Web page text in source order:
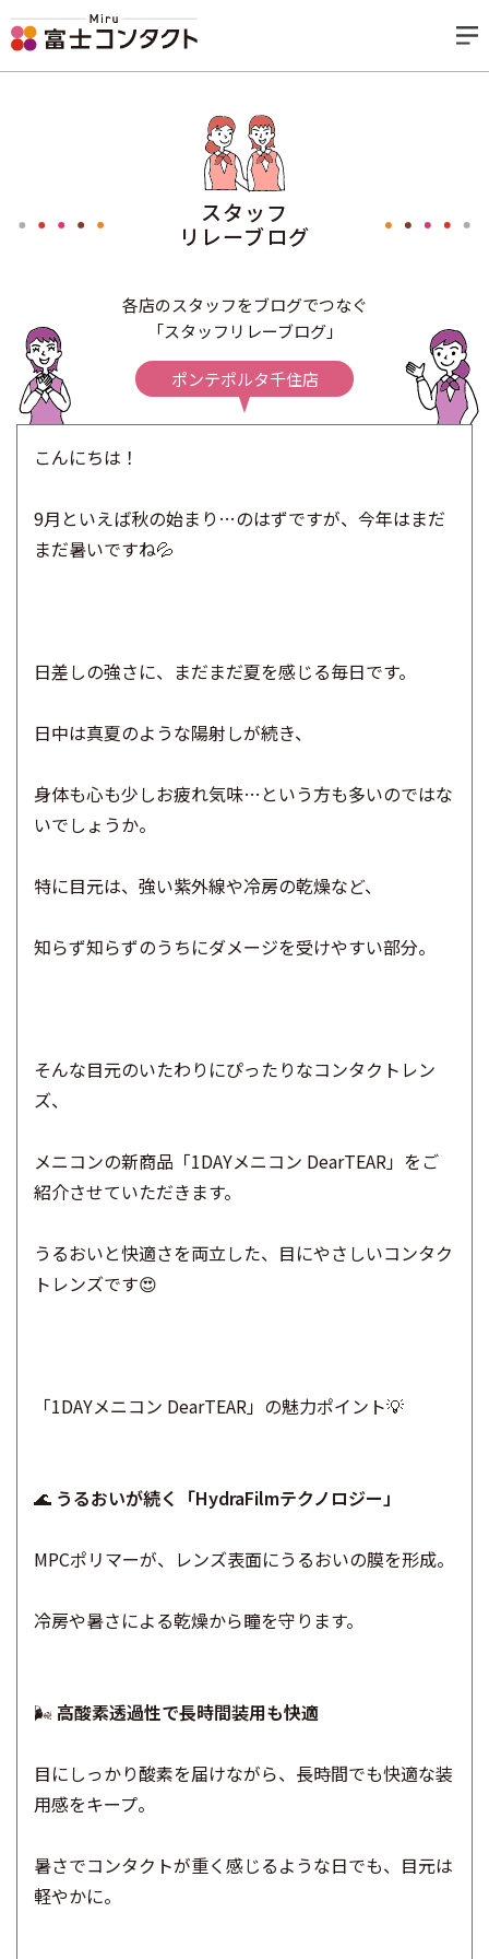
スタッフ
リレーブログ
各店のスタッフをブログでつなぐ
「スタッフリレーブログ」
ポンテポルタ千住店
こんにちは！
9月といえば秋の始まり…のはずですが、今年はまだ
まだ暑いですね💦
日差しの強さに、まだまだ夏を感じる毎日です。
日中は真夏のような陽射しが続き、
身体も心も少しお疲れ気味…という方も多いのではな
いでしょうか。
特に目元は、強い紫外線や冷房の乾燥など、
知らず知らずのうちにダメージを受けやすい部分。
そんな目元のいたわりにぴったりなコンタクトレン
ズ、
メニコンの新商品「1DAYメニコン DearTEAR」をご
紹介させていただきます。
うるおいと快適さを両立した、目にやさしいコンタク
トレンズです😍
「1DAYメニコン DearTEAR」の魅力ポイント💡
🌊 うるおいが続く「HydraFilmテクノロジー」
MPCポリマーが、レンズ表面にうるおいの膜を形成。
冷房や暑さによる乾燥から瞳を守ります。
🌬️ 高酸素透過性で長時間装用も快適
目にしっかり酸素を届けながら、長時間でも快適な装
用感をキープ。
暑さでコンタクトが重く感じるような日でも、目元は
軽やかに。